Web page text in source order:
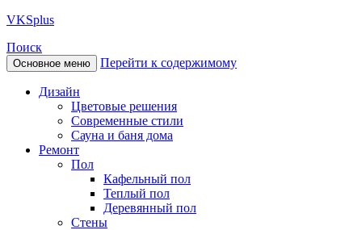
VKSplus
Поиск
Основное меню Перейти к содержимому
Дизайн
Цветовые решения
Современные стили
Сауна и баня дома
Ремонт
Пол
Кафельный пол
Теплый пол
Деревянный пол
Стены